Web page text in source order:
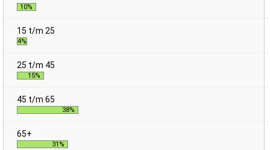
10%
4%
15%
38%
31%